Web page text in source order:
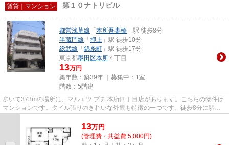
賃貸｜マンション 第１０ナトリビル
都営浅草線 「 本所吾妻橋 」駅 徒歩8分
半蔵門線 「 押上 」駅 徒歩10分
総武線 「 錦糸町 」駅 徒歩17分
東京都墨田区本所 ４丁目
13万円
築年数：築39年 ｜募集中： 1室
階数：5階建
歩いて373mの場所に、マルエツ プチ 本所四丁目店があります。こちらの物件は
マンションです。タイル張りのきれいな外観も特徴の一つです。徒歩8分に駅の
13万円
(管理費・共益費 5,000円)